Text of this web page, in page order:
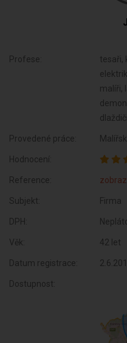
Profese:
tesaři,
malíři,
dlaždiči
Provedené práce:
Hodnocení:
Reference:
Subjekt: Firma
DPH:
Věk: 42 let
Datum registrace:
Dostupnost: